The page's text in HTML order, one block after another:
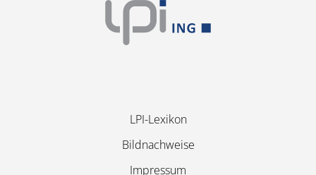
Navigation
überspringen
LPI-Lexikon
Bildnachweise
Impressum